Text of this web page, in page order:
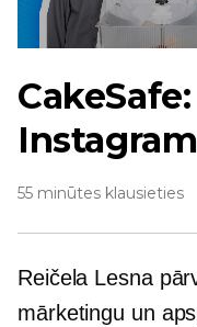
55 minūtes klausieties
Reičela Lesna
mārketingu un